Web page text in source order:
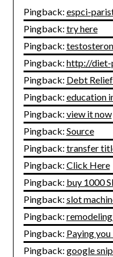
Pingback: espci-
Pingback: try here
Pingback:
Pingback: http://diet-
Pingback: Debt
Pingback: education
Pingback: view it now
Pingback: Source
Pingback: transfer
Pingback: Click Here
Pingback: buy 1000
Pingback: slot
Pingback:
Pingback: Paying
Pingback: google